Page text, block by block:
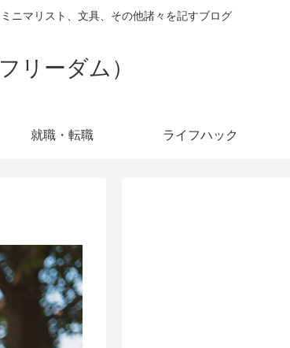
ニマリスト、文具、その他諸々を記すブログ
リーダム）
就職・転職 ライフハック